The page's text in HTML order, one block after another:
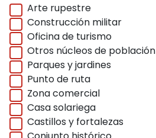
Arte rupestre
Construcción militar
Oficina de turismo
Otros núcleos de población
Parques y jardines
Punto de ruta
Zona comercial
Casa solariega
Castillos y fortalezas